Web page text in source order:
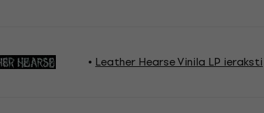
Leather Hearse Vinila LP ieraksti